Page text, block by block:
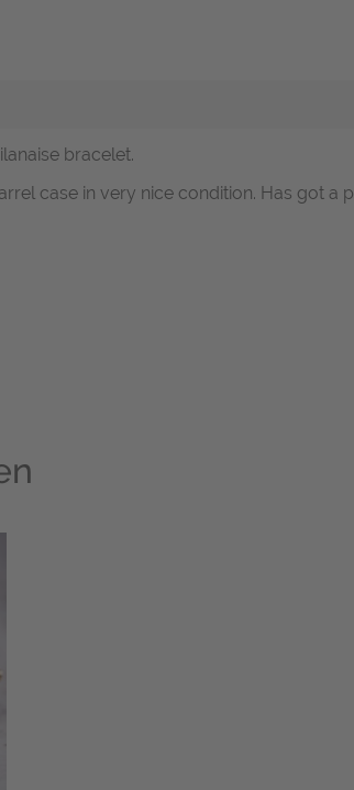
bracelet.
case in very nice condition. Has got a